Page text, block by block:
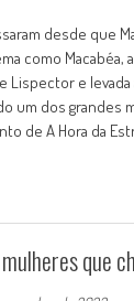
desde que
como Macabéa,
Lispector e levada
um dos grandes
de A Hora da
que